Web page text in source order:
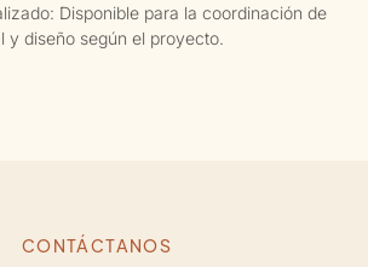
Disponible para la coordinación de
y diseño según el proyecto.
CONTÁCTANOS